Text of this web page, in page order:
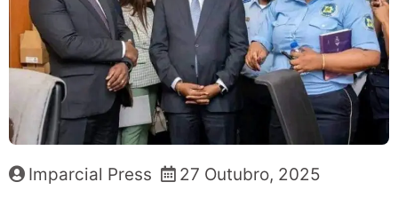
Imparcial Press 27 Outubro, 2025